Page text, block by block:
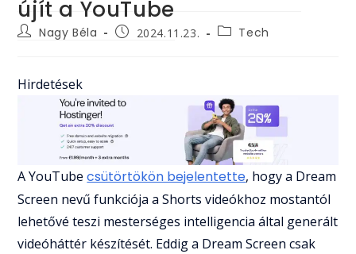
újít a YouTube
PostNagy Béla
Post2024.11.23.
PostTech
Hirdetések
A YouTubecsütörtökön bejelentette, hogy a Dream
Screen nevű funkciója a Shorts videókhoz mostantól
lehetővé teszi mesterséges intelligencia által generált
videóháttér készítését. Eddig a Dream Screen csak